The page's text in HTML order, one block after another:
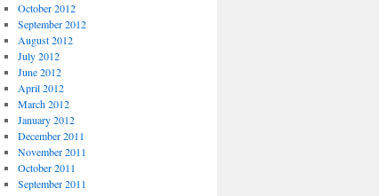
October 2012
September 2012
August 2012
July 2012
June 2012
April 2012
March 2012
January 2012
December 2011
November 2011
October 2011
September 2011